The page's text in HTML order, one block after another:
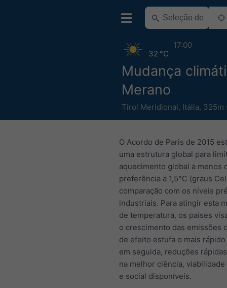
Mudança
Merano
Tirol Meridional, Itália, 325m
32 °C
17:00
O Acordo de Paris de 2015
uma estrutura global para
aquecimento global a menos
preferência a 1,5°C (graus
comparação com os níveis
industriais. Para atingir esta
de temperatura, os países
o crescimento das emissões
de efeito estufa o mais
em seguida, reduções
na melhor ciência,
e social disponíveis.